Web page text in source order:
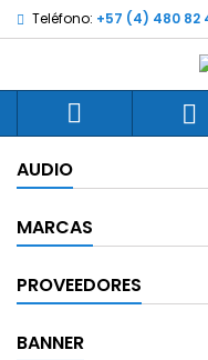
Teléfono: +57 (4) 480 82
 
AUDIO
MARCAS
PROVEEDORES
BANNER